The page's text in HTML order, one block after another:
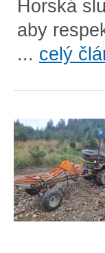
Horská
aby
... celý